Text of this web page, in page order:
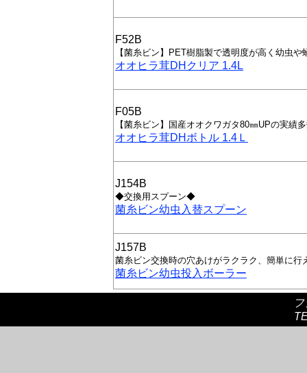
F52B
【菌糸ビン】PET樹脂製で透明度が高く幼虫
オオヒラ茸DHクリア 1.4L
F05B
【菌糸ビン】国産オオクワガタ80㎜UPの実績
オオヒラ茸DHボトル 1.4Ｌ
J154B
◆交換用スプーン◆
菌糸ビン幼虫入替スプーン
J157B
菌糸ビン交換時の穴あけがラクラク、簡単に行
菌糸ビン幼虫投入ボーラー